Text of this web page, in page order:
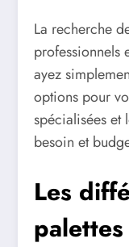
La recherche
professionnels
ayez
options pour
spécialisées et
besoin et
Les